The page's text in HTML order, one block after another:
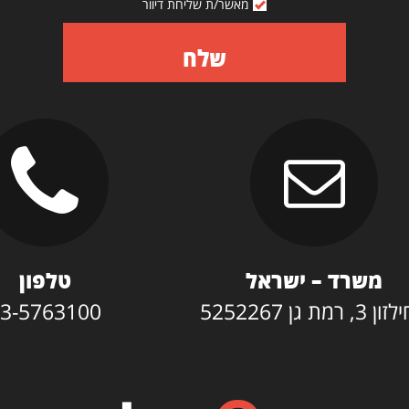
מאשר/ת שליחת דיוור
שלח
משרד – ישראל
גן 5252267
טלפון
5763100